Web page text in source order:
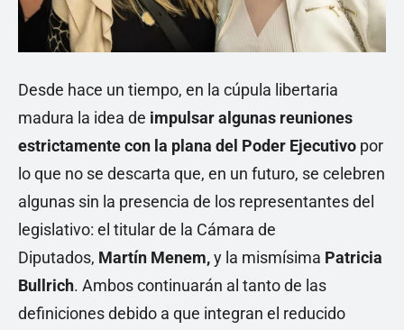
Desde hace un tiempo, en la cúpula libertaria
madura la idea de impulsar algunas reuniones
estrictamente con la plana del Poder Ejecutivo por
lo que no se descarta que, en un futuro, se celebren
algunas sin la presencia de los representantes del
legislativo: el titular de la Cámara de
Diputados, Martín Menem,y la mismísima Patricia
Bullrich. Ambos continuarán al tanto de las
definiciones debido a que integran el reducido